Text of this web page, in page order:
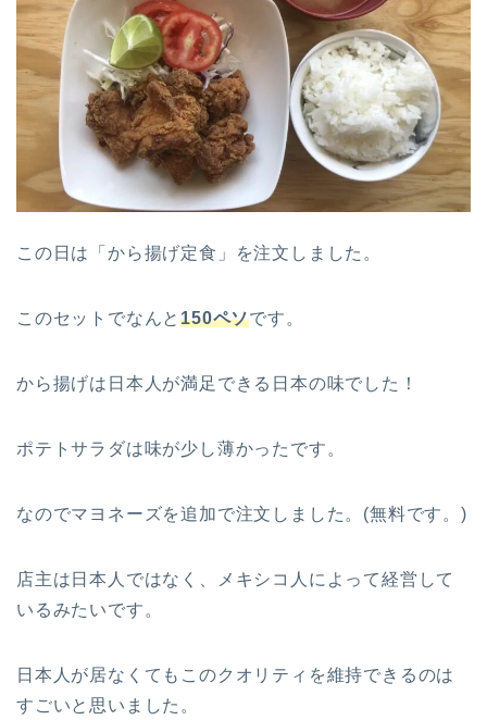
この日は「から揚げ定食」を注文しました。
このセットでなんと150ペソです。
から揚げは日本人が満足できる日本の味でした！
ポテトサラダは味が少し薄かったです。
なのでマヨネーズを追加で注文しました。(無料です。)
店主は日本人ではなく、メキシコ人によって経営して
いるみたいです。
日本人が居なくてもこのクオリティを維持できるのは
すごいと思いました。